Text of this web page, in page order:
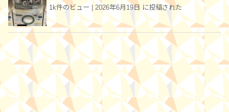
1k件のビュー 2026年6月19日 に投稿された